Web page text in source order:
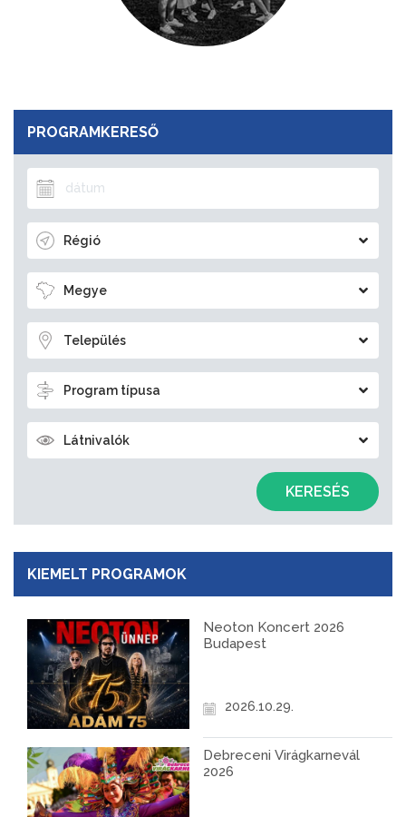
PROGRAMKERESŐ
Régió
Megye
Település
Program típusa
Látnivalók
KERESÉS
KIEMELT PROGRAMOK
Neoton Koncert 2026
Budapest
2026.10.29.
Debreceni Virágkarnevál
2026